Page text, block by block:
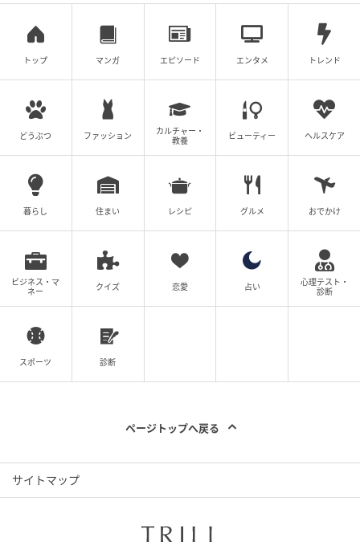
トップ マンガ エピソード エンタメ トレンド
どうぶつ ファッション
カルチャー・
教養
ビューティー ヘルスケア
暮らし 住まい レシピ グルメ おでかけ
ビジネス・マ
ネー
クイズ 恋愛 占い
心理テスト・
診断
スポーツ 診断
ページトップへ戻る
サイトマップ